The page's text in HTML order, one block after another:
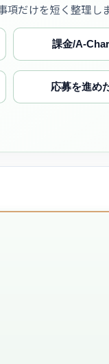
だけを短く整理しま
課金/A-
応募を進め